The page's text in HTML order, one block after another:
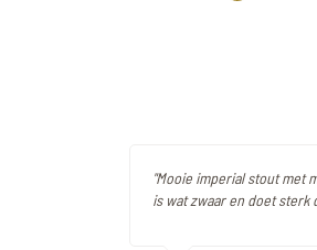
"Mooie imperial stout met
is wat zwaar en doet sterk